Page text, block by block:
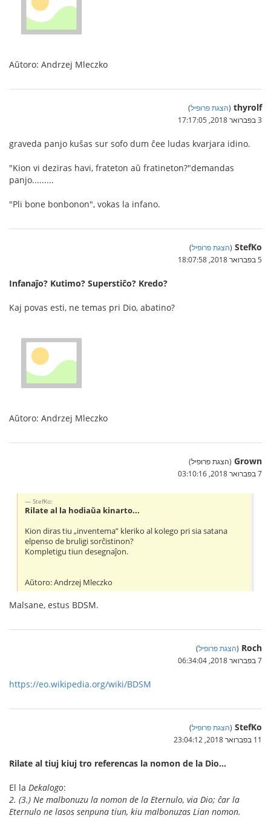
Aŭtoro: Andrzej Mleczko
thyrolf
(הצגת פרופיל)
3 בפברואר 2018, 17:17:05
graveda panjo kuŝas sur sofo dum ĉee ludas kvarjara idino.
"Kion vi deziras havi, frateton aŭ fratineton?"demandas
panjo.........
"Pli bone bonbonon", vokas la infano.
StefKo
(הצגת פרופיל)
5 בפברואר 2018, 18:07:58
Infanaĵo? Kutimo? Superstiĉo? Kredo?
Kaj povas esti, ne temas pri Dio, abatino?
Aŭtoro: Andrzej Mleczko
Grown (הצגת פרופיל)
7 בפברואר 2018, 03:10:16
StefKo:
Rilate al la hodiaŭa kinarto...
Kion diras tiu „inventema” kleriko al kolego pri sia satana
elpenso de bruligi sorĉistinon?
Kompletigu tiun desegnaĵon.
Aŭtoro: Andrzej Mleczko
Malsane, estus BDSM.
Roch
(הצגת פרופיל)
7 בפברואר 2018, 06:34:04
https://eo.wikipedia.org/wiki/BDSM
StefKo
(הצגת פרופיל)
11 בפברואר 2018, 23:04:12
Rilate al tiuj kiuj tro referencas la nomon de la Dio…
El la Dekalogo:
2. (3.) Ne malbonuzu la nomon de la Eternulo, via Dio; ĉar la
Eternulo ne lasos senpuna tiun, kiu malbonuzas Lian nomon.